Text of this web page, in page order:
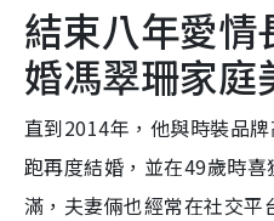
結束八年愛情
婚馮翠珊家庭
直到2014年，他與時裝品
跑再度結婚，並在49歲時
滿，夫妻倆也經常在社交